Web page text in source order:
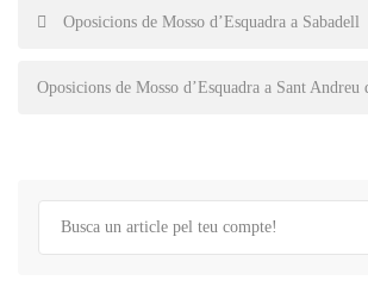
Post
navigation
Oposicions de Mosso d’Esquadra a Sabadell
Oposicions de Mosso d’Esquadra a Sant Andreu